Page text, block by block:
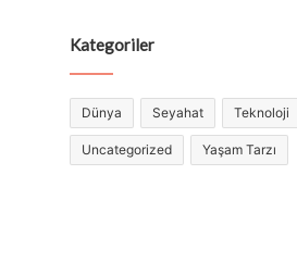
Kategoriler
Dünya Seyahat Teknoloji
Uncategorized Yaşam Tarzı